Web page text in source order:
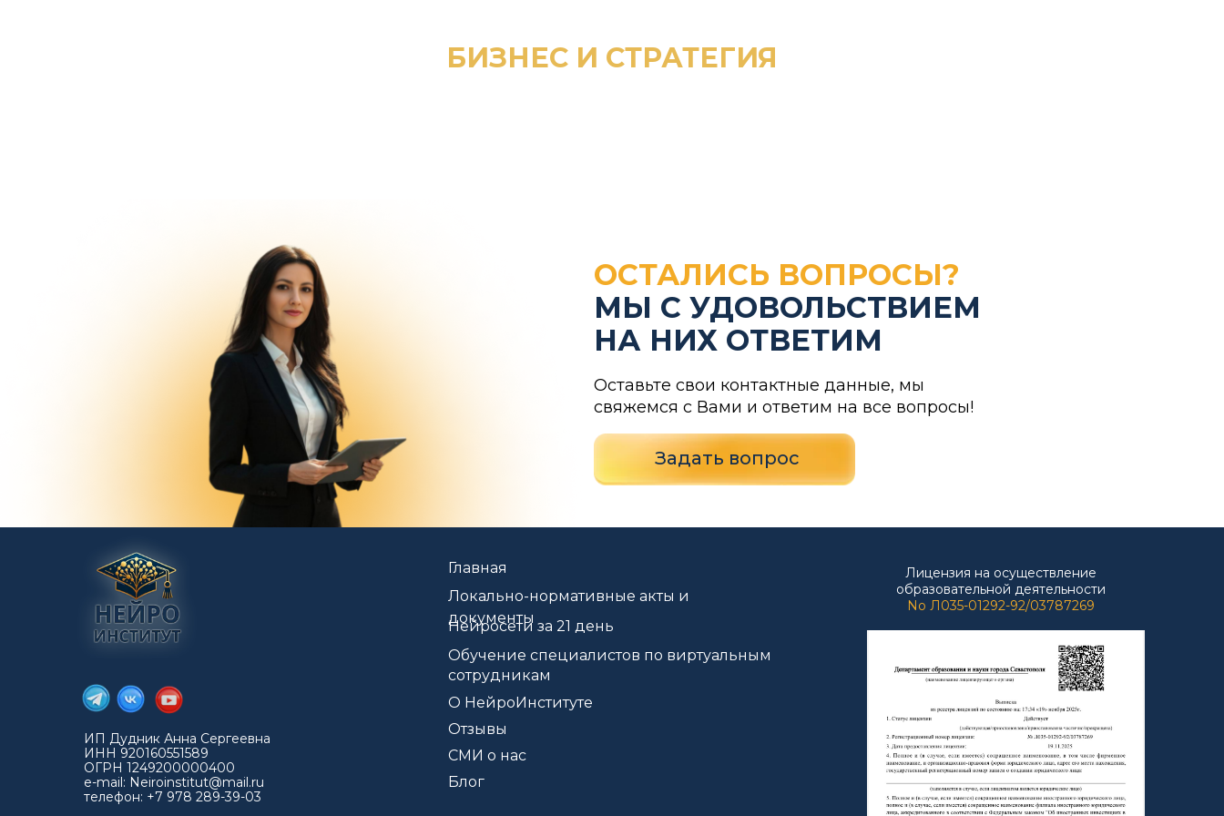
БИЗНЕС И СТРАТЕГИЯ
ОСТАЛИСЬ ВОПРОСЫ?
МЫ С УДОВОЛЬСТВИЕМ
НА НИХ ОТВЕТИМ
Оставьте свои контактные данные, мы
свяжемся с Вами и ответим на все вопросы!
Задать вопрос
ИП Дудник Анна Сергеевна
ИНН 920160551589
ОГРН 1249200000400
e-mail: Neiroinstitut@mail.ru
телефон: +7 978 289-39-03
Обучение специалистов по виртуальным
сотрудникам
Главная
Локально-нормативные акты и
документы
Блог
Нейросети за 21 день
О НейроИнституте
Отзывы
СМИ о нас
Лицензия на осуществление
образовательной деятельности
No Л035-01292-92/03787269